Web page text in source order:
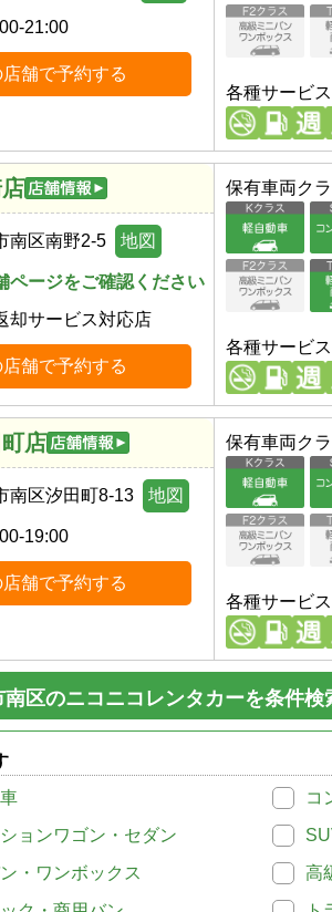
21:00
店舗で予約する
各種サービス
南区南野2-5 地図
ページをご確認ください
却サービス対応店
店舗で予約する
保有車両ク
各種サービス
店
南区汐田町8-13 地図
19:00
店舗で予約する
保有車両ク
各種サービス
南区のニコニコレンタカーを条件検
コ
ョンワゴン・セダン
・ワンボックス
高